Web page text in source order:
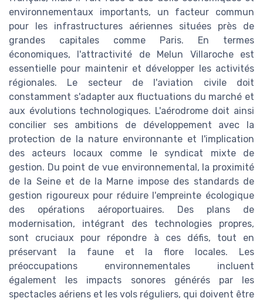
environnementaux importants, un facteur commun
pour les infrastructures aériennes situées près de
grandes capitales comme Paris. En termes
économiques, l'attractivité de Melun Villaroche est
essentielle pour maintenir et développer les activités
régionales. Le secteur de l'aviation civile doit
constamment s'adapter aux fluctuations du marché et
aux évolutions technologiques. L'aérodrome doit ainsi
concilier ses ambitions de développement avec la
protection de la nature environnante et l'implication
des acteurs locaux comme le syndicat mixte de
gestion. Du point de vue environnemental, la proximité
de la Seine et de la Marne impose des standards de
gestion rigoureux pour réduire l'empreinte écologique
des opérations aéroportuaires. Des plans de
modernisation, intégrant des technologies propres,
sont cruciaux pour répondre à ces défis, tout en
préservant la faune et la flore locales. Les
préoccupations environnementales incluent
également les impacts sonores générés par les
spectacles aériens et les vols réguliers, qui doivent être